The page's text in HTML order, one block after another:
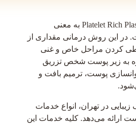
پی آر پی (PRP) مخفف Platelet Rich Plasma به معنی
در این روش درمانی مقداری از
کردن مراحل خاص و غنی
به زیر پوست شخص تزریق
پوست، ترمیم بافت و
زیبایی در تهران، انواع خدمات
ارائه می‌دهد. کلیه خدمات این